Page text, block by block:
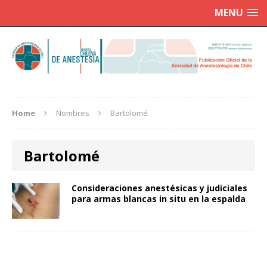
MENU
Home Nombres Bartolomé
Bartolomé
Consideraciones anestésicas y judiciales
para armas blancas in situ en la espalda